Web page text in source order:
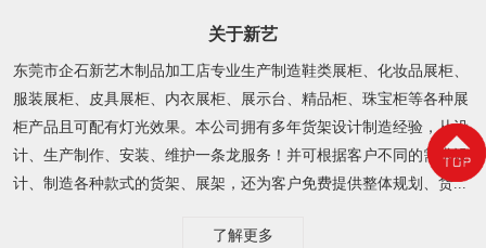
关于新艺
东莞市企石新艺木制品加工店专业生产制造鞋类展柜、化妆品展柜、
服装展柜、皮具展柜、内衣展柜、展示台、精品柜、珠宝柜等各种展
柜产品且可配有灯光效果。本公司拥有多年货架设计制造经验，从设
计、生产制作、安装、维护一条龙服务！并可根据客户不同的需求设
计、制造各种款式的货架、展架，还为客户免费提供整体规划、货...
了解更多